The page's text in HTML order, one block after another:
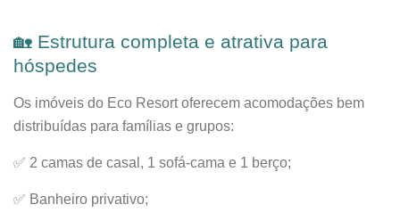
🏡 Estrutura completa e atrativa para
hóspedes
Os imóveis do Eco Resort oferecem acomodações bem
distribuídas para famílias e grupos:
✅ 2 camas de casal, 1 sofá-cama e 1 berço;
✅ Banheiro privativo;